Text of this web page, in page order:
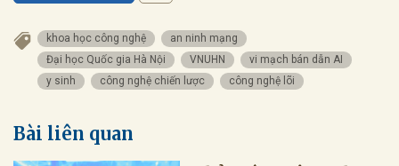
khoa học công nghệ
an ninh mạng
Đại học Quốc gia Hà Nội
VNUHN
vi mạch bán dẫn AI
y sinh
công nghệ chiến lược công nghệ lõi
Bài liên quan